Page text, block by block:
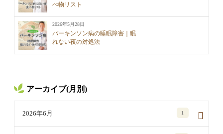
べ物リスト
2026年5月28日
パーキンソン病の睡眠障害｜眠
れない夜の対処法
アーカイブ(月別)
2026年6月 1